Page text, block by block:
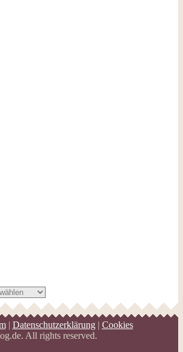
| Datenschutzerklärung| Cookies
All rights reserved.